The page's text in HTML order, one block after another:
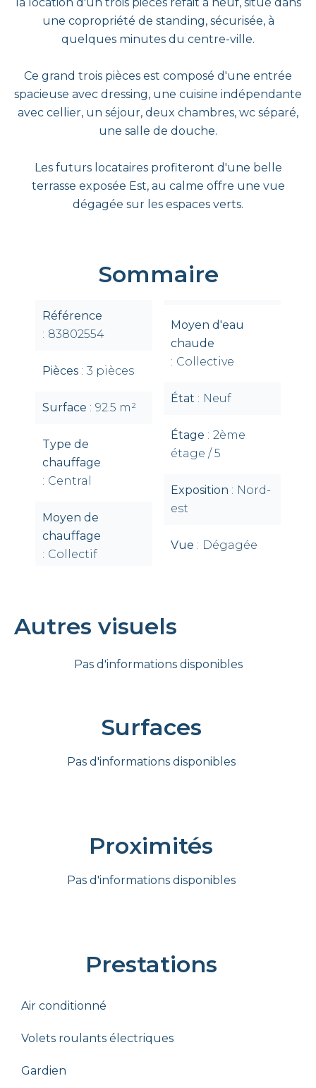
une copropriété de standing, sécurisée, à
quelques minutes du centre-ville.
Ce grand trois pièces est composé d'une entrée
spacieuse avec dressing, une cuisine indépendante
avec cellier, un séjour, deux chambres, wc séparé,
une salle de douche.
Les futurs locataires profiteront d'une belle
terrasse exposée Est, au calme offre une vue
dégagée sur les espaces verts.
Sommaire
Référence
83802554
Pièces 3 pièces
Surface 92.5 m²
Type de
chauffage
Central
Moyen de
chauffage
Collectif
Moyen d'eau
chaude
Collective
État Neuf
Étage
2ème
étage / 5
Exposition
Nord-
est
Vue Dégagée
Autres visuels
Pas d'informations disponibles
Surfaces
Pas d'informations disponibles
Proximités
Pas d'informations disponibles
Prestations
Air conditionné
Volets roulants électriques
Gardien